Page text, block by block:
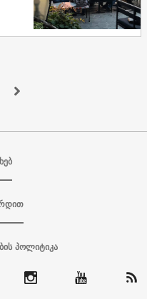
პოლიტიკა